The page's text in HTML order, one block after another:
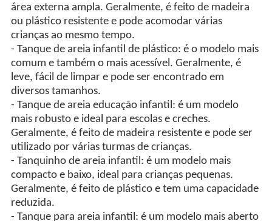
área externa ampla. Geralmente, é feito de madeira
ou plástico resistente e pode acomodar várias
crianças ao mesmo tempo.
- Tanque de areia infantil de plástico: é o modelo mais
comum e também o mais acessível. Geralmente, é
leve, fácil de limpar e pode ser encontrado em
diversos tamanhos.
- Tanque de areia educação infantil: é um modelo
mais robusto e ideal para escolas e creches.
Geralmente, é feito de madeira resistente e pode ser
utilizado por várias turmas de crianças.
- Tanquinho de areia infantil: é um modelo mais
compacto e baixo, ideal para crianças pequenas.
Geralmente, é feito de plástico e tem uma capacidade
reduzida.
- Tanque para areia infantil: é um modelo mais aberto